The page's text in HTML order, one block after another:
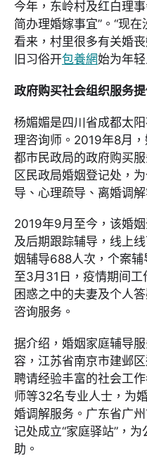
今年，东岭村及红白理
简办理婚嫁事宜”。“现
看来，村里很多有关婚
旧习俗开包養網始为年
政府购买社会组织服务
杨媚媚是四川省成都太
理咨询师。2019年8月
都市民政局的政府购买
区民政局婚姻登记处，
导、心理疏导、离婚调解
2019年9月至今，该婚
及后期跟踪辅导，线上
姻辅导688人次，个案
至3月31日，疫情期间
困惑之中的夫妻及个人
咨询服务。
据介绍，婚姻家庭辅导
容，江苏省南京市建邺
聘请经验丰富的社会工
师等32名专业人士，为
婚调解服务。广东省广
记处成立“家庭驿站”，
助。